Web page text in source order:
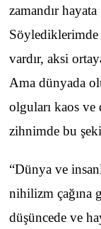
zamandır
Söylediklerimde
vardır, aksi
Ama dünyada
olguları kaos ve
zihnimde bu
“Dünya ve
nihilizm çağına
düşüncede ve